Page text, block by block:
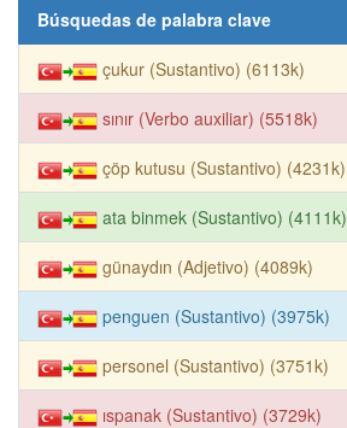
Búsquedas de palabra clave
çukur (Sustantivo) (6113k)
sınır (Verbo auxiliar) (5518k)
çöp kutusu (Sustantivo) (4231k)
ata binmek (Sustantivo) (4111k)
günaydın (Adjetivo) (4089k)
penguen (Sustantivo) (3975k)
personel (Sustantivo) (3751k)
ıspanak (Sustantivo) (3729k)